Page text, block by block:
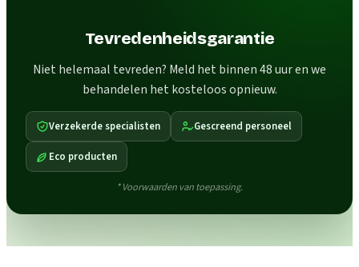
Tevredenheidsgarantie
Niet helemaal tevreden? Meld het binnen 48 uur en we
behandelen het kosteloos opnieuw.
Verzekerde specialisten Gescreend personeel
Eco producten
* Voorwaarden van toepassing.